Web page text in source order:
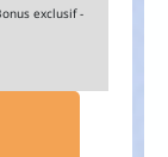
exclusif -